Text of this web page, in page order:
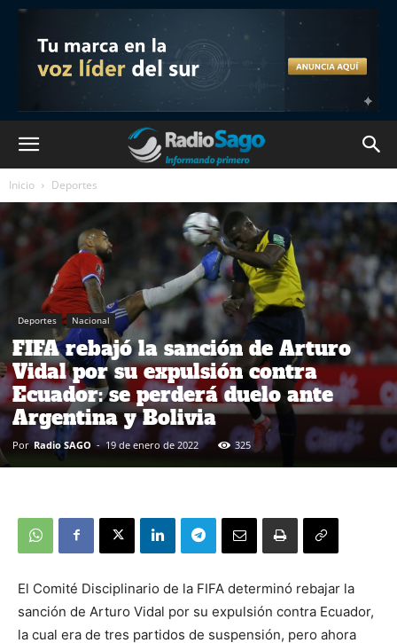
Inicio Deportes
Deportes Nacional
FIFA rebajó la sanción de Arturo
Vidal por su expulsión contra
Ecuador: se perderá duelo ante
Argentina y Bolivia
Por Radio SAGO - 19 de enero de 2022 325
El Comité Disciplinario de la FIFA determinó rebajar la
sanción de Arturo Vidal por su expulsión contra Ecuador,
la cual era de tres partidos de suspensión, pero ahora